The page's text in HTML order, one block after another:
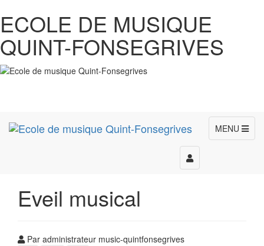
ECOLE DE MUSIQUE
QUINT-FONSEGRIVES
MENU
Toggle
navigation
Eveil musical
Par administrateur music-quintfonsegrives